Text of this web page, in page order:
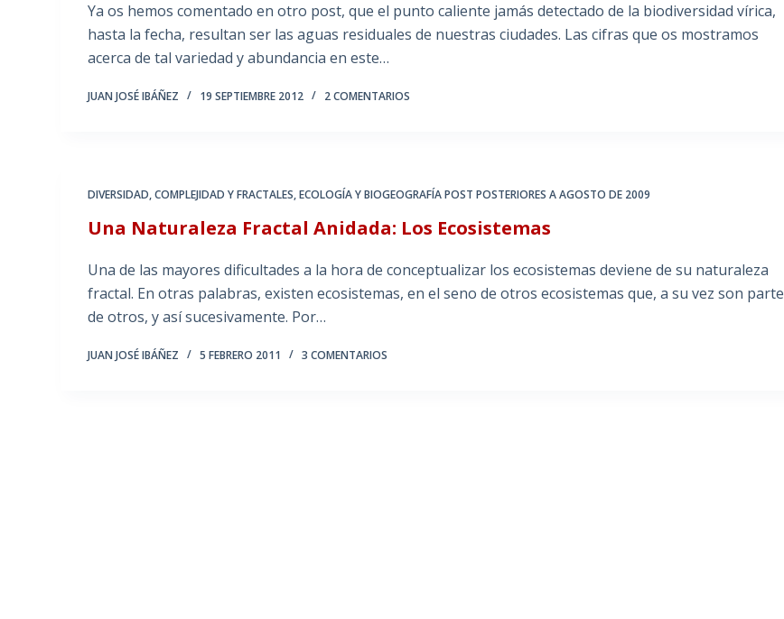
Ya os hemos comentado en otro post, que el punto caliente jamás detectado de la biodiversidad vírica,
hasta la fecha, resultan ser las aguas residuales de nuestras ciudades. Las cifras que os mostramos
acerca de tal variedad y abundancia en este…
JUAN JOSÉ IBÁÑEZ 19 SEPTIEMBRE 2012 2 COMENTARIOS
DIVERSIDAD, COMPLEJIDAD Y FRACTALES,ECOLOGÍA Y BIOGEOGRAFÍA POST POSTERIORES A AGOSTO DE 2009
Una Naturaleza Fractal Anidada: Los Ecosistemas
Una de las mayores dificultades a la hora de conceptualizar los ecosistemas deviene de su naturaleza
fractal. En otras palabras, existen ecosistemas, en el seno de otros ecosistemas que, a su vez son parte
de otros, y así sucesivamente. Por…
JUAN JOSÉ IBÁÑEZ 5 FEBRERO 2011 3 COMENTARIOS